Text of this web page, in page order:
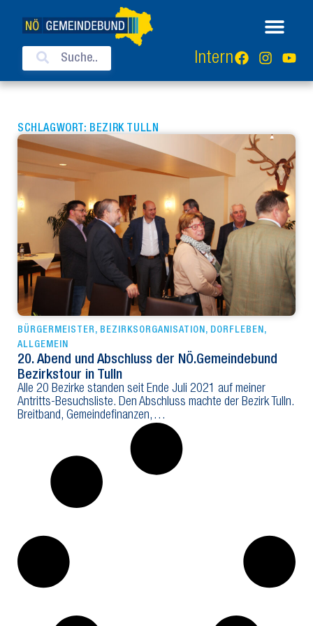
Intern
SCHLAGWORT: BEZIRK TULLN
BÜRGERMEISTER , BEZIRKSORGANISATION , DORFLEBEN ,
ALLGEMEIN
20. Abend und Abschluss der NÖ.Gemeindebund
Bezirkstour in Tulln
Alle 20 Bezirke standen seit Ende Juli 2021 auf meiner
Antritts-Besuchsliste. Den Abschluss machte der Bezirk Tulln.
Breitband, Gemeindefinanzen,…